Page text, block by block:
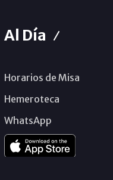
Al Día
Horarios de Misa
Hemeroteca
WhatsApp